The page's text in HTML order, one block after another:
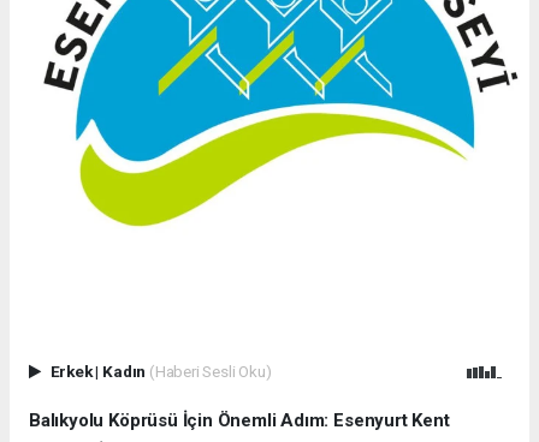
Erkek| Kadın (Haberi Sesli Oku)
Balıkyolu Köprüsü İçin Önemli Adım: Esenyurt Kent